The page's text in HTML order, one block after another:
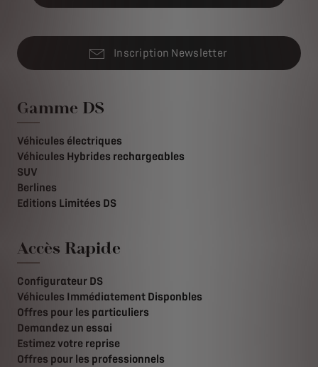
Inscription Newsletter
Gamme DS
Véhicules électriques
Véhicules Hybrides rechargeables
SUV
Berlines
Editions Limitées DS
Accès Rapide
Configurateur DS
Véhicules Immédiatement Disponbles
Offres pour les particuliers
Demandez un essai
Estimez votre reprise
Offres pour les professionnels